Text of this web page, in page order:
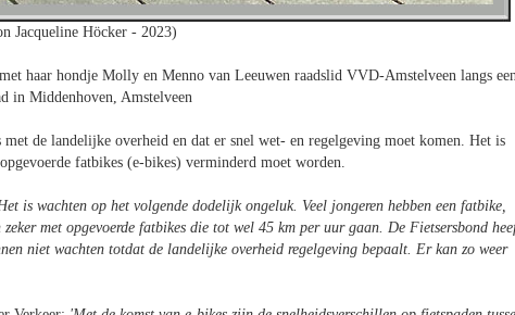
Jacqueline Höcker - 2023)
haar hondje Molly en Menno van Leeuwen raadslid VVD-Amstelveen langs een
in Middenhoven, Amstelveen
de landelijke overheid en dat er snel wet- en regelgeving moet komen. Het is
fatbikes (e-bikes) verminderd moet worden.
is wachten op het volgende dodelijk ongeluk. Veel jongeren hebben een fatbike,
met opgevoerde fatbikes die tot wel 45 km per uur gaan. De Fietsersbond
niet wachten totdat de landelijke overheid regelgeving bepaalt. Er kan zo weer